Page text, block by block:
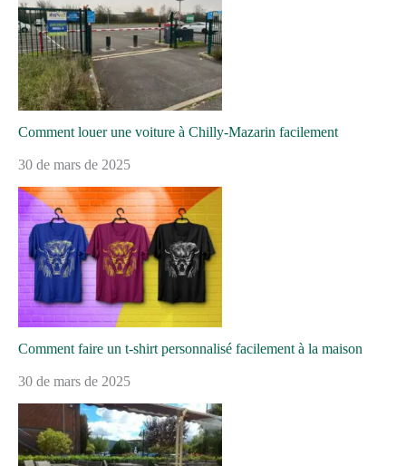
Comment louer une voiture à Chilly-Mazarin facilement
30 de mars de 2025
Comment faire un t-shirt personnalisé facilement à la maison
30 de mars de 2025